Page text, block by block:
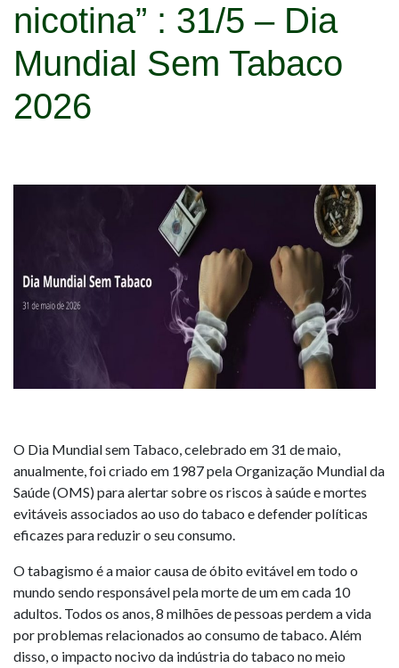
nicotina” : 31/5 – Dia
Mundial Sem Tabaco
2026
O Dia Mundial sem Tabaco, celebrado em 31 de maio,
anualmente, foi criado em 1987 pela Organização Mundial da
Saúde (OMS) para alertar sobre os riscos à saúde e mortes
evitáveis associados ao uso do tabaco e defender políticas
eficazes para reduzir o seu consumo.
O tabagismo é a maior causa de óbito evitável em todo o
mundo sendo responsável pela morte de um em cada 10
adultos. Todos os anos, 8 milhões de pessoas perdem a vida
por problemas relacionados ao consumo de tabaco. Além
disso, o impacto nocivo da indústria do tabaco no meio